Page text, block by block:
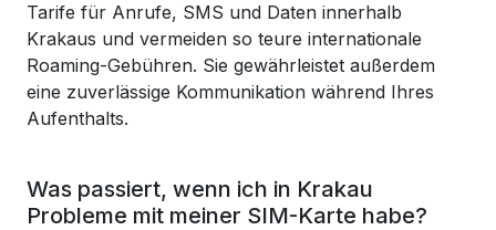
Tarife für Anrufe, SMS und Daten innerhalb
Krakaus und vermeiden so teure internationale
Roaming-Gebühren. Sie gewährleistet außerdem
eine zuverlässige Kommunikation während Ihres
Aufenthalts.
Was passiert, wenn ich in Krakau
Probleme mit meiner SIM-Karte habe?